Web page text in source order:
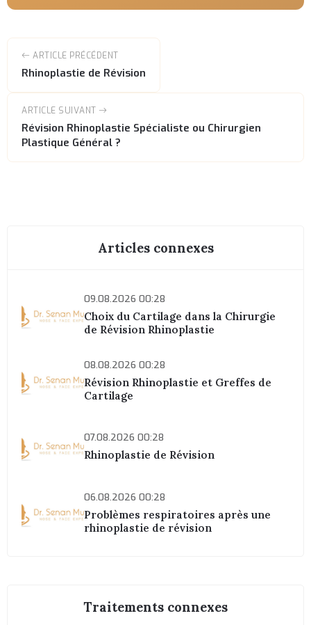
ARTICLE PRÉCÉDENT
Rhinoplastie de Révision
ARTICLE SUIVANT
Révision Rhinoplastie Spécialiste ou Chirurgien
Plastique Général ?
Articles connexes
09.08.2026 00:28
Choix du Cartilage dans la Chirurgie
de Révision Rhinoplastie
08.08.2026 00:28
Révision Rhinoplastie et Greffes de
Cartilage
07.08.2026 00:28
Rhinoplastie de Révision
06.08.2026 00:28
Problèmes respiratoires après une
rhinoplastie de révision
Traitements connexes